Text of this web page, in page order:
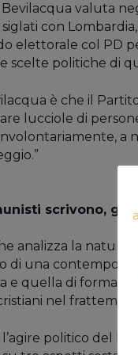
valuta
con
elettorale col PD
politiche di
è che il
lucciole di
a
scrivono, gli
analizza la natura
una
e quella di
nel frattempo
politico del